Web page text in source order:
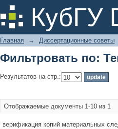
КубГУ
Фильтровать по:
Главная → Диссертационные советы
Фильтровать по:
Результатов на стр.:
Отображаемые документы 1-10 из 1
верификация копий материальных